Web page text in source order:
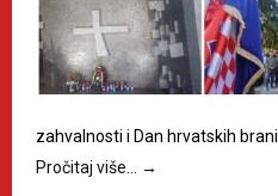
zahvalnosti i Dan hrvatskih
Pročitaj više…
→